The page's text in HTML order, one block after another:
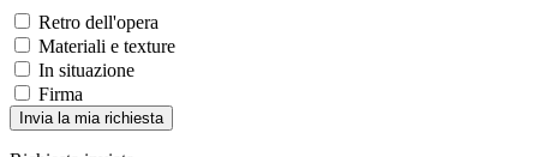
Retro dell'opera
Materiali e texture
In situazione
Firma
Invia la mia richiesta